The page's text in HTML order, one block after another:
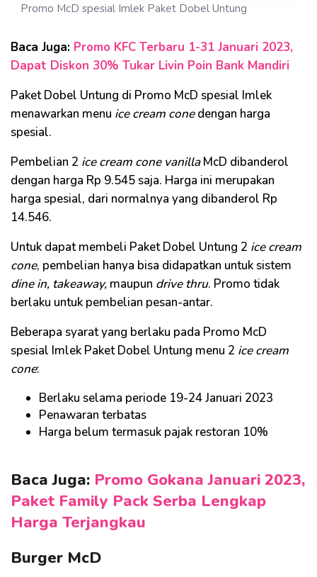
Promo McD spesial Imlek Paket Dobel Untung
Baca Juga: Promo KFC Terbaru 1-31 Januari 2023,
Dapat Diskon 30% Tukar Livin Poin Bank Mandiri
Paket Dobel Untung di Promo McD spesial Imlek
menawarkan menu ice cream conedengan harga
spesial.
Pembelian 2 ice cream cone vanillaMcD dibanderol
dengan harga Rp 9.545 saja. Harga ini merupakan
harga spesial, dari normalnya yang dibanderol Rp
14.546.
Untuk dapat membeli Paket Dobel Untung 2 ice cream
cone, pembelian hanya bisa didapatkan untuk sistem
dine in, takeaway, maupun drive thru. Promo tidak
berlaku untuk pembelian pesan-antar.
Beberapa syarat yang berlaku pada Promo McD
spesial Imlek Paket Dobel Untung menu 2 ice cream
cone:
Berlaku selama periode 19-24 Januari 2023
Penawaran terbatas
Harga belum termasuk pajak restoran 10%
Baca Juga: Promo Gokana Januari 2023,
Paket Family Pack Serba Lengkap
Harga Terjangkau
Burger McD